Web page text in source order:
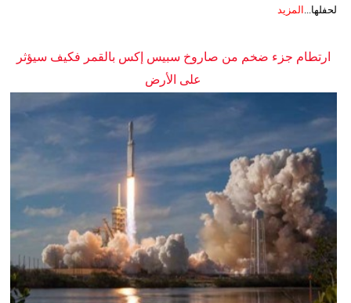
لحفلها... المزيد
ارتطام جزء ضخم من صاروخ سبيس إكس بالقمر فكيف سيؤثر
على الأرض